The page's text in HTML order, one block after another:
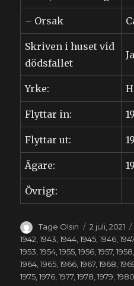
– Orsak
Skriven i huset vid
dödsfallet
Ja
Yrke:
Flyttar in:
Flyttar ut:
Ägare:
Övrigt:
Författare
Tage Olsin
Publicerat
den
2 juli, 2021
1942,1943,1944,1945,1946,
1953,1954,1955,1956,1957,1958
1964,1965,1966,1967,1968,
1975,1976,1977,1978,1979,1980